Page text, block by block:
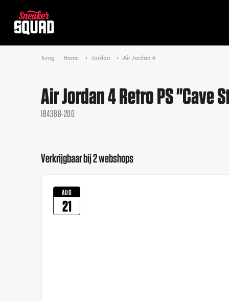
Terug Home Jordan Air Jordan 4
Air Jordan 4 Retro PS "Cave
IB4388-200
Verkrijgbaar bij 2 webshops
AUG
21